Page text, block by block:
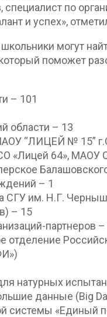
по
и успех»,
школьники могут
поможет
– 101
области – 13
“ЛИЦЕЙ № 15”
«Лицей 64»,
– 1
СГУ им. Н.Г.
– 15
партнеров
натурных
данные (Big
«Единый